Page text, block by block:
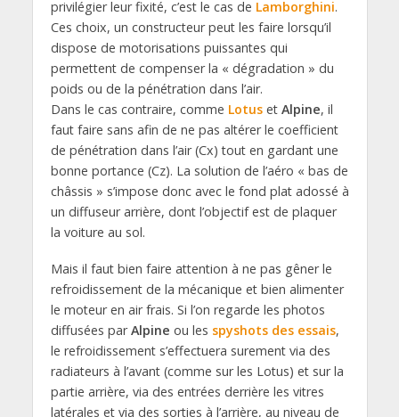
privilégier leur fixité, c’est le cas de Lamborghini.
Ces choix, un constructeur peut les faire lorsqu’il
dispose de motorisations puissantes qui
permettent de compenser la « dégradation » du
poids ou de la pénétration dans l’air.
Dans le cas contraire, comme Lotuset Alpine, il
faut faire sans afin de ne pas altérer le coefficient
de pénétration dans l’air (Cx) tout en gardant une
bonne portance (Cz). La solution de l’aéro « bas de
châssis » s’impose donc avec le fond plat adossé à
un diffuseur arrière, dont l’objectif est de plaquer
la voiture au sol.
Mais il faut bien faire attention à ne pas gêner le
refroidissement de la mécanique et bien alimenter
le moteur en air frais. Si l’on regarde les photos
diffusées parAlpine ou les spyshots des essais,
le refroidissement s’effectuera surement via des
radiateurs à l’avant (comme sur les Lotus) et sur la
partie arrière, via des entrées derrière les vitres
latérales et via des sorties à l’arrière, au niveau de